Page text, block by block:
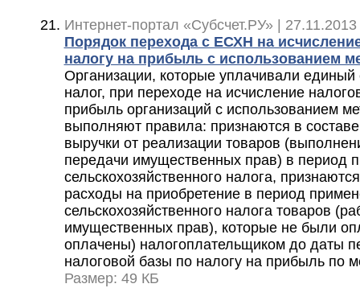
Интернет-портал «Субсчет.РУ» |
Порядок перехода с ЕСХН на
налогу на прибыль с использованием
Организации, которые уплачивали единый
налог, при переходе на исчисление
прибыль организаций с использованием
выполняют правила: признаются в
выручки от реализации товаров
передачи имущественных прав) в период
сельскохозяйственного налога,
расходы на приобретение в период
сельскохозяйственного налога товаров
имущественных прав), которые не были
оплачены) налогоплательщиком до даты
налоговой базы по налогу на прибыль по
Размер: 49 КБ